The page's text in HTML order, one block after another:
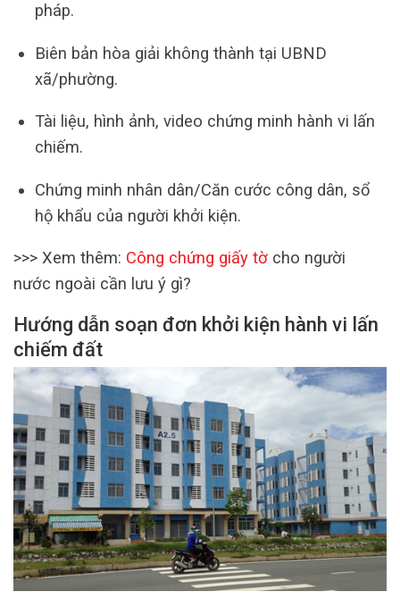
pháp.
Biên bản hòa giải không thành tại UBND
xã/phường.
Tài liệu, hình ảnh, video chứng minh hành vi lấn
chiếm.
Chứng minh nhân dân/Căn cước công dân, sổ
hộ khẩu của người khởi kiện.
>>> Xem thêm: Công chứng giấy tờ cho người
nước ngoài cần lưu ý gì?
Hướng dẫn soạn đơn khởi kiện hành vi lấn
chiếm đất